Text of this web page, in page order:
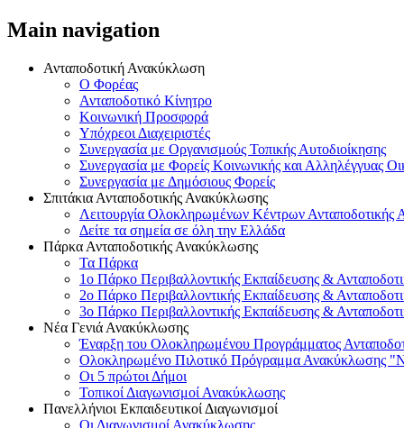
Main navigation
Ανταποδοτική Ανακύκλωση
Ο Φορέας
Ανταποδοτικό Κίνητρο
Κοινωνική Προσφορά
Υπόχρεοι Διαχειριστές
Συνεργασία με Οργανισμούς Τοπικής Αυτοδιοίκησης
Συνεργασία με Φορείς Κοινωνικής και Αλληλέγγυας
Συνεργασία με Δημόσιους Φορείς
Σπιτάκια Ανταποδοτικής Ανακύκλωσης
Λειτουργία Ολοκληρωμένων Κέντρων Ανταποδοτικής
Δείτε τα σημεία σε όλη την Ελλάδα
Πάρκα Ανταποδοτικής Ανακύκλωσης
Τα Πάρκα
1o Πάρκο Περιβαλλοντικής Εκπαίδευσης &
2o Πάρκο Περιβαλλοντικής Εκπαίδευσης &
3o Πάρκο Περιβαλλοντικής Εκπαίδευσης &
Νέα Γενιά Ανακύκλωσης
Έναρξη του Ολοκληρωμένου Προγράμματος
Ολοκληρωμένο Πιλοτικό Πρόγραμμα Ανακύκλωσης
Οι 5 πρώτοι Δήμοι
Τοπικοί Διαγωνισμοί Ανακύκλωσης
Πανελλήνιοι Εκπαιδευτικοί Διαγωνισμοί
Οι Διαγωνισμοί Ανακύκλωσης